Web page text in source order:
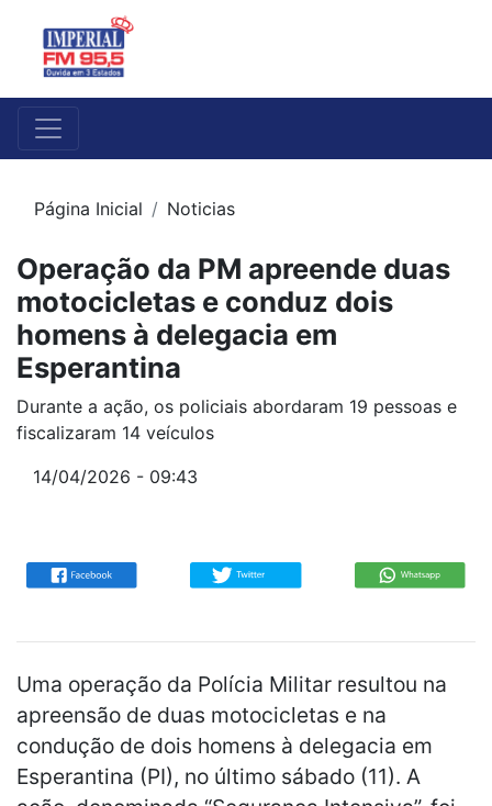
Página Inicial Noticias
Operação da PM apreende duas
motocicletas e conduz dois
homens à delegacia em
Esperantina
Durante a ação, os policiais abordaram 19 pessoas e
fiscalizaram 14 veículos
14/04/2026 - 09:43
Uma operação da Polícia Militar resultou na
apreensão de duas motocicletas e na
condução de dois homens à delegacia em
Esperantina (PI), no último sábado (11). A